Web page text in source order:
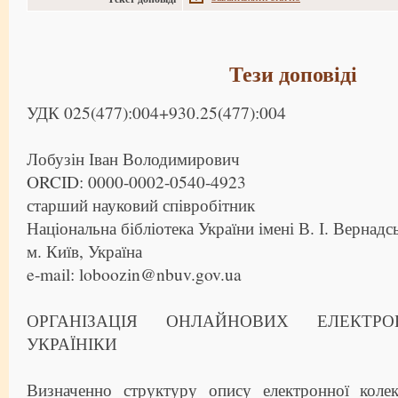
Тези доповіді
УДК 025(477):004+930.25(477):004
Лобузін Іван Володимирович
ORCID: 0000-0002-0540-4923
старший науковий співробітник
Національна бібліотека України імені В. І.
м. Київ, Україна
e-mail: loboozin@nbuv.gov.ua
ОРГАНІЗАЦІЯ ОНЛАЙНОВИХ
УКРАЇНІКИ
Визначенно структуру опису електронної